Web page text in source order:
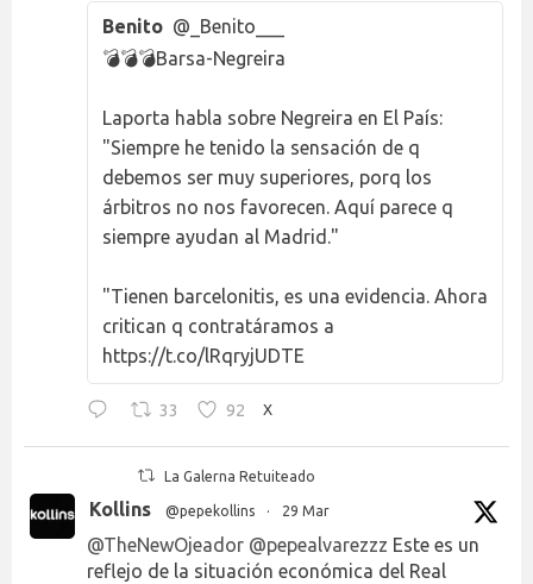
Benito @_Benito___
💣💣💣Barsa-Negreira
Laporta habla sobre Negreira en El País:
"Siempre he tenido la sensación de q
debemos ser muy superiores, porq los
árbitros no nos favorecen. Aquí parece q
siempre ayudan al Madrid."
"Tienen barcelonitis, es una evidencia. Ahora
critican q contratáramos a
https://t.co/lRqryjUDTE
33 92 X
La Galerna Retuiteado
Kollins @pepekollins · 29 Mar
@TheNewOjeador @pepealvarezzz Este es un
reflejo de la situación económica del Real